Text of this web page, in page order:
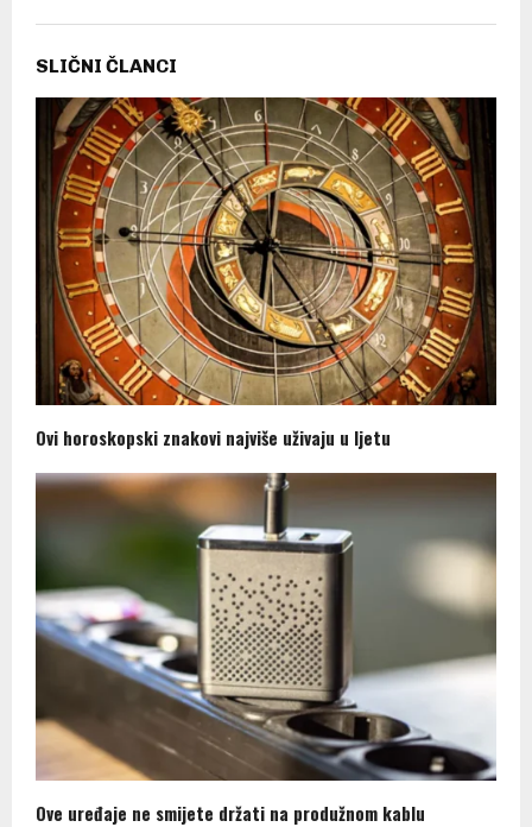
SLIČNI ČLANCI
Ovi horoskopski znakovi najviše uživaju u ljetu
Ove uređaje ne smijete držati na produžnom kablu